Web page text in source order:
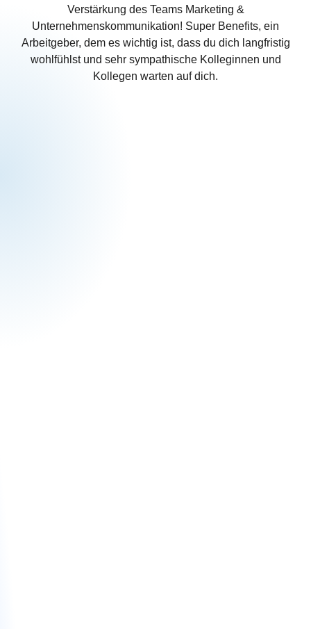
Verstärkung des Teams Marketing &
Unternehmenskommunikation! Super Benefits, ein
Arbeitgeber, dem es wichtig ist, dass du dich langfristig
wohlfühlst und sehr sympathische Kolleginnen und
Kollegen warten auf dich.